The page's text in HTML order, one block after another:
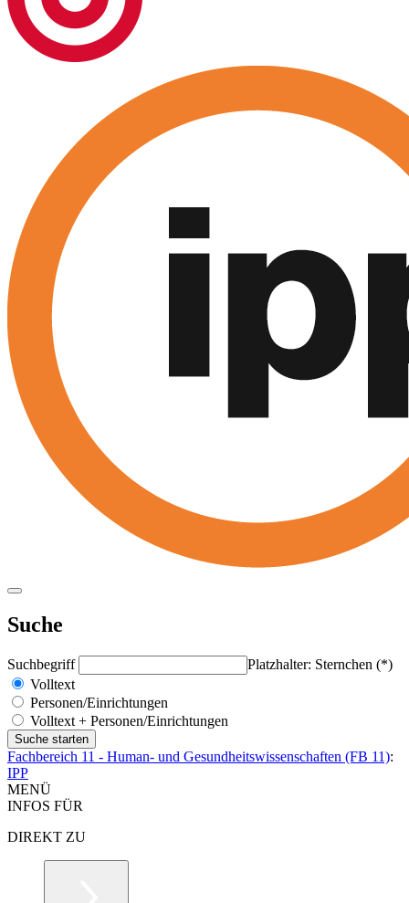
Suche
Suchbegriff
Platzhalter: Sternchen (*)
Volltext
Personen/Einrichtungen
Volltext + Personen/Einrichtungen
Fachbereich 11 - Human- und Gesundheitswissenschaften (FB 11):
IPP
MENÜ
INFOS FÜR
DIREKT ZU